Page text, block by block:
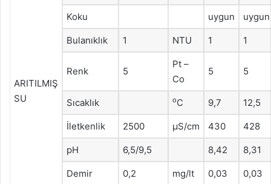
ARITILMIŞ
SU
Koku uygun uygun
Bulanıklık 1 NTU 1 1
Renk 5
Pt –
Co
5 5
Sıcaklık oC 9,7 12,5
İletkenlik 2500 μS/cm 430 428
pH 6,5/9,5 8,42 8,31
Demir 0,2 mg/lt 0,03 0,03